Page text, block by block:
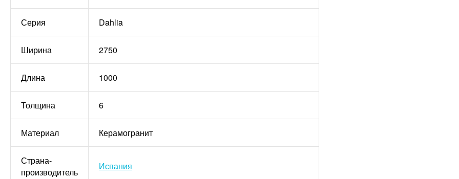
Серия Dahlia
Ширина 2750
Длина 1000
Толщина 6
Материал Керамогранит
Страна-
производитель
Испания